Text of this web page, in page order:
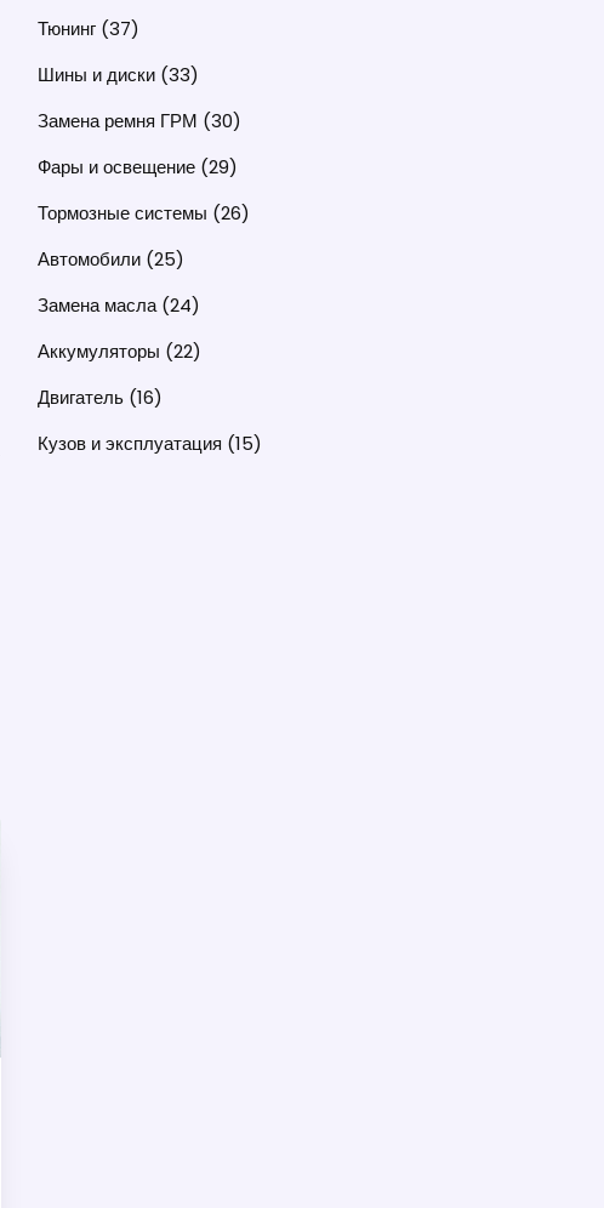
Тюнинг (37)
Шины и диски (33)
Замена ремня ГРМ (30)
Фары и освещение (29)
Тормозные системы (26)
Автомобили (25)
Замена масла(24)
Аккумуляторы (22)
Двигатель (16)
Кузов и эксплуатация (15)